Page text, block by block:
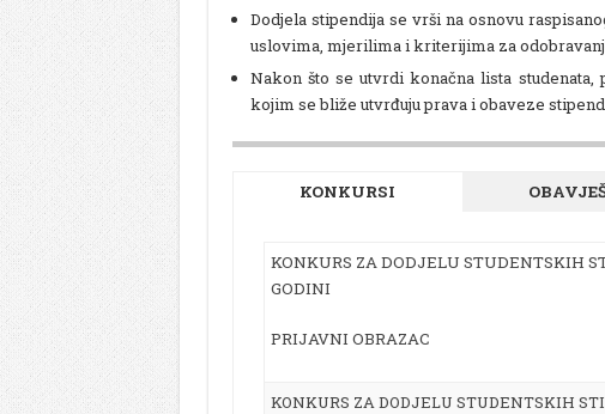
Dodjela stipendija se vrši na osnovu
uslovima, mjerilima i kriterijima za
Nakon što se utvrdi konačna lista
kojim se bliže utvrđuju prava i obaveze
KONKURSI
KONKURS ZA DODJELU STUDENTSKIH
GODINI
PRIJAVNI OBRAZAC
KONKURS ZA DODJELU STUDENTSKIH